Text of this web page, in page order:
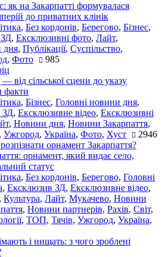
як на Закарпатті формувалася
до приватних клінік
, Без кордонів, Берегово, Бізнес,
, Ексклюзивні фото, Лайт,
дня, Публікації, Суспільство,
, Фото 985
від сільської сцени до указу
факти
, Бізнес, Головні новини дня,
ЗД, Ексклюзивне відео, Ексклюзивні
, Новини дня, Новини Закарпаття,
, Ужгород, Україна, Фото, Хуст 2946
орнамент, який видає село,
статус
, Без кордонів, Берегово, Головні
, Ексклюзив ЗД, Ексклюзивне відео,
, Культура, Лайт, Мукачево, Новини
, Новини партнерів, Рахів, Світ,
, ТОП, Тячів, Ужгород, Україна,